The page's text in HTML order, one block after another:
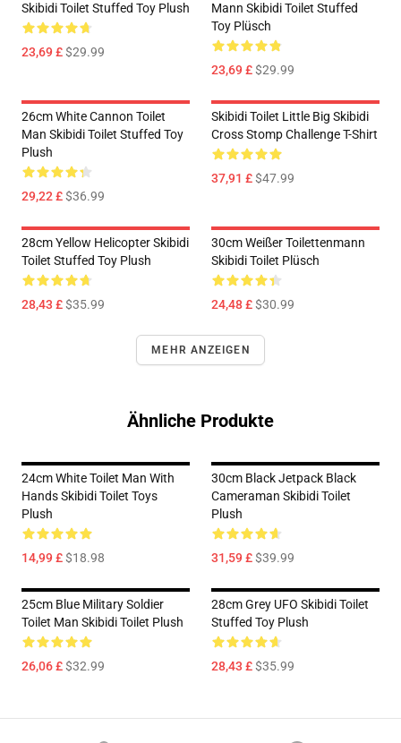
Skibidi Toilet Stuffed Toy Plush
23,69 £$29.99
Mann Skibidi Toilet Stuffed
Toy Plüsch
23,69 £$29.99
26cm White Cannon Toilet
Man Skibidi Toilet Stuffed Toy
Plush
29,22 £$36.99
Skibidi Toilet Little Big Skibidi
Cross Stomp Challenge T-Shirt
37,91 £$47.99
28cm Yellow Helicopter Skibidi
Toilet Stuffed Toy Plush
28,43 £$35.99
30cm Weißer Toilettenmann
Skibidi Toilet Plüsch
24,48 £$30.99
MEHR ANZEIGEN
Ähnliche Produkte
24cm White Toilet Man With
Hands Skibidi Toilet Toys
Plush
14,99 £$18.98
30cm Black Jetpack Black
Cameraman Skibidi Toilet
Plush
31,59 £$39.99
25cm Blue Military Soldier
Toilet Man Skibidi Toilet Plush
26,06 £$32.99
28cm Grey UFO Skibidi Toilet
Stuffed Toy Plush
28,43 £$35.99